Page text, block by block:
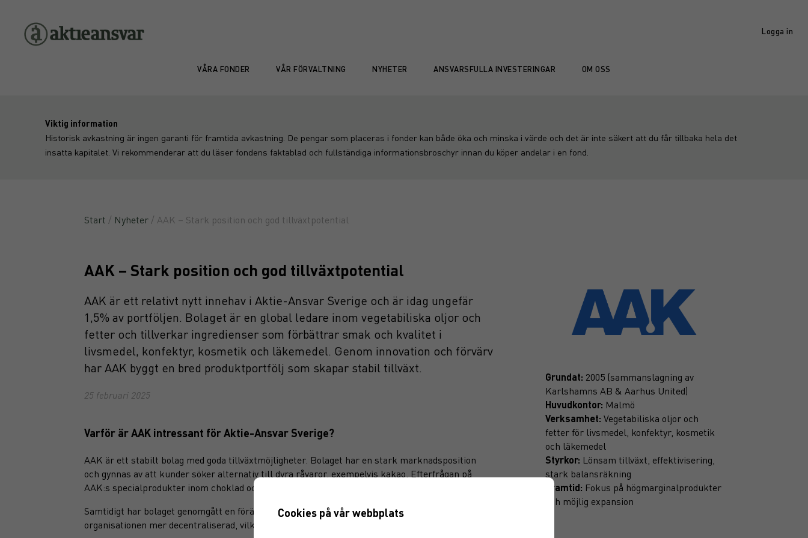
Logga in
VÅRA FONDER VÅR FÖRVALTNING NYHETER ANSVARSFULLA INVESTERINGAR OM OSS
Viktig information
Historisk avkastning är ingen garanti för framtida avkastning. De pengar som placeras i fonder kan både öka och minska i värde och det är inte säkert att du får tillbaka hela det
insatta kapitalet. Vi rekommenderar att du läser fondens faktablad och fullständiga informationsbroschyr innan du köper andelar i en fond.
Start / Nyheter / AAK – Stark position och god tillväxtpotential
AAK – Stark position och god tillväxtpotential
AAK är ett relativt nytt innehav i Aktie-Ansvar Sverige och är idag ungefär
1,5% av portföljen. Bolaget är en global ledare inom vegetabiliska oljor och
fetter och tillverkar ingredienser som förbättrar smak och kvalitet i
livsmedel, konfektyr, kosmetik och läkemedel. Genom innovation och förvärv
har AAK byggt en bred produktportfölj som skapar stabil tillväxt.
25 februari 2025
Varför är AAK intressant för Aktie-Ansvar Sverige?
AAK är ett stabilt bolag med goda tillväxtmöjligheter. Bolaget har en stark marknadsposition
och gynnas av att kunder söker alternativ till dyra råvaror, exempelvis kakao. Efterfrågan på
AAK:s specialprodukter inom choklad och konfektyr ökar, vilket driver lönsamheten.
Samtidigt har bolaget genomgått en förändring för att bli mer effektivt. Tidigare var
organisationen mer decentraliserad, vilket gjorde det svårare att utnyttja skalfördelar.
Grundat: 2005 (sammanslagning av
Karlshamns AB & Aarhus United)
Huvudkontor: Malmö
Verksamhet: Vegetabiliska oljor och
fetter för livsmedel, konfektyr, kosmetik
och läkemedel
Styrkor: Lönsam tillväxt, effektivisering,
stark balansräkning
Framtid: Fokus på högmarginalprodukter
och möjlig expansion
Cookies på vår webbplats